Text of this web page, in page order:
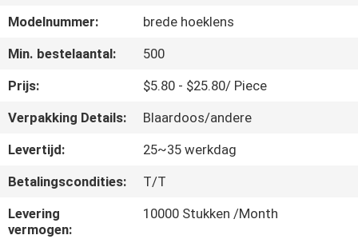
FABRIEKSREIS
KWALITEITSCONTROLE
CONTACTEER
ONS
VERZOEK
OM
Modelnummer:
brede hoeklens
Min. bestelaantal:
500
Prijs:
$5.80 - $25.80/ Piece
Verpakking Details:
Blaardoos/andere
Levertijd:
25~35 werkdag
Betalingscondities:
T/T
Levering
vermogen:
10000 Stukken /Month